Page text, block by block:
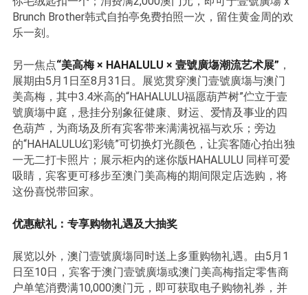
Brunch Brother韩式自拍亭免费拍照一次，留住黄金周的欢
乐一刻。
另一焦点“美高梅 × HAHALULU × 壹號廣塲潮流艺术展” ，
展期由5月1日至8月31日。展览贯穿澳门壹號廣塲与澳门
美高梅，其中3.4米高的“HAHALULU福愿葫芦树”伫立于壹
號廣塲中庭，悬挂分别象征健康、财运、爱情及事业的四
色葫芦，为商场及所有宾客带来满满祝福与欢乐；旁边
的“HAHALULU幻彩镜”可切换灯光颜色，让宾客随心拍出独
一无二打卡照片；展示柜内的迷你版HAHALULU 同样可爱
吸睛，宾客更可移步至澳门美高梅的期间限定店选购，将
这份喜悦带回家。
优惠献礼：专享购物礼遇及大抽奖
展览以外，澳门壹號廣塲同时送上多重购物礼遇。由5月1
日至10日，宾客于澳门壹號廣塲或澳门美高梅指定零售商
户单笔消费满10,000澳门元，即可获取电子购物礼券，并